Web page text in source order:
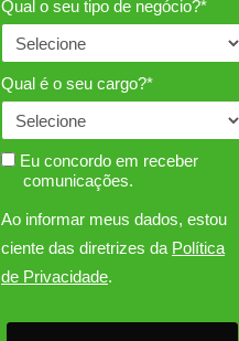
Qual o seu tipo de negócio?*
Qual é o seu cargo?*
Eu concordo em receber
comunicações.
Ao informar meus dados, estou
ciente das diretrizes da Política
de Privacidade.